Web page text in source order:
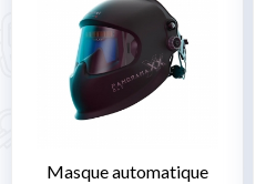
Masque automatique